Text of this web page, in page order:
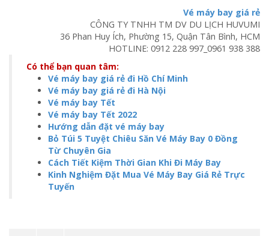
Vé máy bay giá rẻ
CÔNG TY TNHH TM DV DU LỊCH HUVUMI
36 Phan Huy Ích, Phường 15, Quận Tân Bình, HCM
HOTLINE: 0912 228 997 0961 938 388
Có thể bạn quan tâm:
Vé máy bay giá rẻ đi Hồ Chí Minh
Vé máy bay giá rẻ đi Hà Nội
Vé máy bay Tết
Vé máy bay Tết 2022
Hướng dẫn đặt vé máy bay
Bỏ Túi 5 Tuyệt Chiêu Săn Vé Máy Bay 0 Đồng
Từ Chuyên Gia
Cách Tiết Kiệm Thời Gian Khi Đi Máy Bay
Kinh Nghiệm Đặt Mua Vé Máy Bay Giá Rẻ Trực
Tuyến